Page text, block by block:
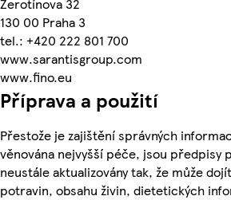
130 00 Praha 3
tel.: +420 222 801 700
www.sarantisgroup.com
www.fino.eu
Příprava a použití
Přestože je zajištění správných
věnována nejvyšší péče, jsou předpisy
neustále aktualizovány tak, že může
potravin, obsahu živin, dietetických